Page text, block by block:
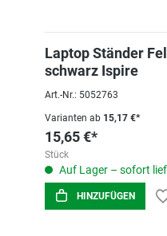
Laptop Ständer
schwarz Ispire
Art.-Nr.: 5052763
Varianten ab 15,17 €*
15,65 €*
Stück
Auf Lager – sofort
HINZUFÜGEN